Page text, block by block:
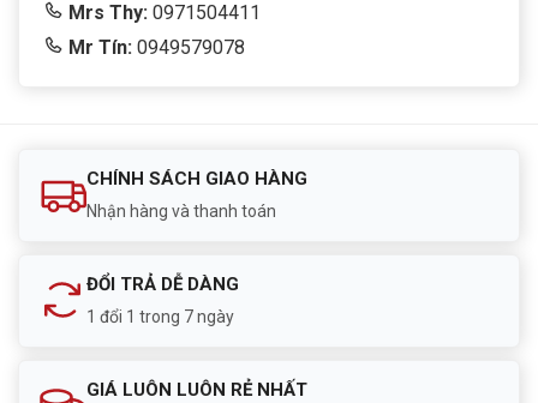
Mrs Thy: 0971504411
Mr Tín: 0949579078
CHÍNH SÁCH GIAO HÀNG
Nhận hàng và thanh toán
ĐỔI TRẢ DỄ DÀNG
1 đổi 1 trong 7 ngày
GIÁ LUÔN LUÔN RẺ NHẤT